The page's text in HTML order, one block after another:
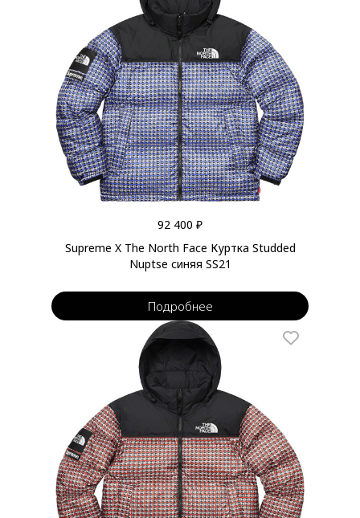
92 400 ₽
Supreme X The North Face Куртка Studded
Nuptse синяя SS21
Подробнее